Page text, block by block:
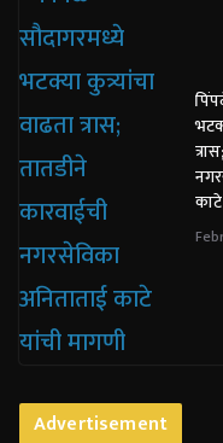
Advertisement